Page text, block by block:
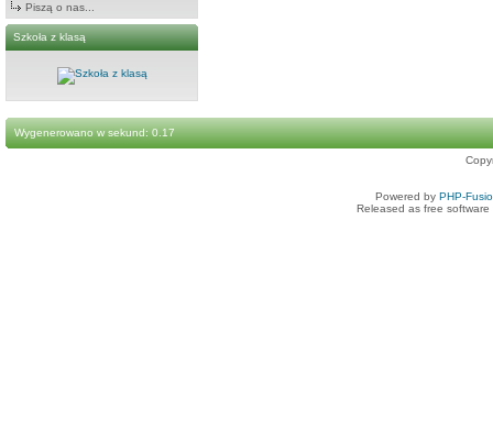
Piszą o nas...
Szkoła z klasą
Wygenerowano w sekund: 0.17
Powered by PHP-
Released as free